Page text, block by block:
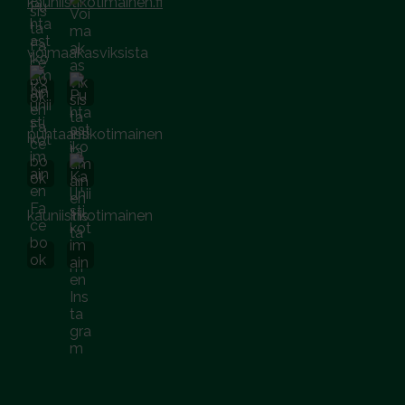
voimaakasviksista
puhtaastikotimainen
kauniistikotimainen